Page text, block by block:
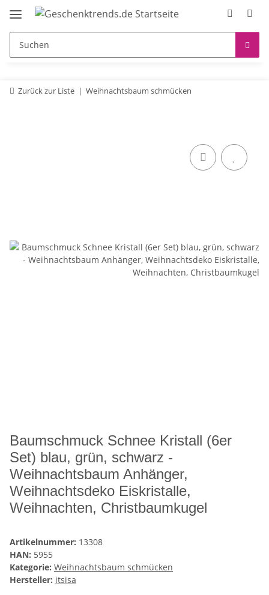
Zurück zur Liste Weihnachtsbaum schmücken
Baumschmuck Schnee Kristall (6er
Set) blau, grün, schwarz -
Weihnachtsbaum Anhänger,
Weihnachtsdeko Eiskristalle,
Weihnachten, Christbaumkugel
Artikelnummer: 13308
HAN: 5955
Kategorie: Weihnachtsbaum schmücken
Hersteller: itsisa